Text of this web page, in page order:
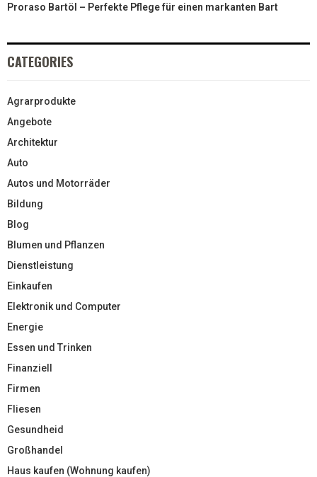
Proraso Bartöl – Perfekte Pflege für einen markanten Bart
CATEGORIES
Agrarprodukte
Angebote
Architektur
Auto
Autos und Motorräder
Bildung
Blog
Blumen und Pflanzen
Dienstleistung
Einkaufen
Elektronik und Computer
Energie
Essen und Trinken
Finanziell
Firmen
Fliesen
Gesundheid
Großhandel
Haus kaufen (Wohnung kaufen)